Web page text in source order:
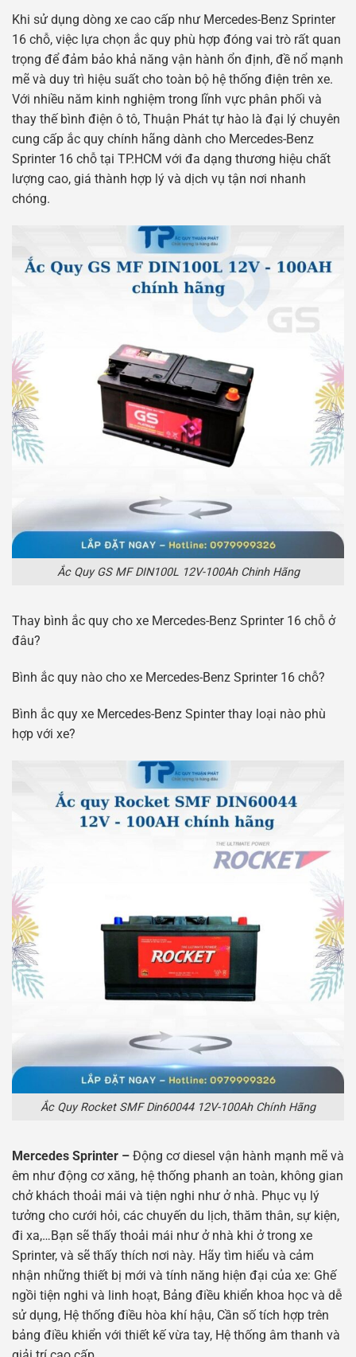
Khi sử dụng dòng xe cao cấp như Mercedes-Benz Sprinter
16 chỗ, việc lựa chọn ắc quy phù hợp đóng vai trò rất quan
trọng để đảm bảo khả năng vận hành ổn định, đề nổ mạnh
mẽ và duy trì hiệu suất cho toàn bộ hệ thống điện trên xe.
Với nhiều năm kinh nghiệm trong lĩnh vực phân phối và
thay thế bình điện ô tô, Thuận Phát tự hào là đại lý chuyên
cung cấp ắc quy chính hãng dành cho Mercedes-Benz
Sprinter 16 chỗ tại TP.HCM với đa dạng thương hiệu chất
lượng cao, giá thành hợp lý và dịch vụ tận nơi nhanh
chóng.
Ắc Quy GS MF DIN100L 12V-100Ah Chinh Hãng
Thay bình ắc quy cho xe Mercedes-Benz Sprinter 16 chỗ ở
đâu?
Bình ắc quy nào cho xe Mercedes-Benz Sprinter 16 chỗ?
Bình ắc quy xe Mercedes-Benz Spinter thay loại nào phù
hợp với xe?
Ắc Quy Rocket SMF Din60044 12V-100Ah Chính Hãng
Mercedes Sprinter – Động cơ diesel vận hành mạnh mẽ và
êm như động cơ xăng, hệ thống phanh an toàn, không gian
chở khách thoải mái và tiện nghi như ở nhà. Phục vụ lý
tưởng cho cưới hỏi, các chuyến du lịch, thăm thân, sự kiện,
đi xa,…Bạn sẽ thấy thoải mái như ở nhà khi ở trong xe
Sprinter, và sẽ thấy thích nơi này. Hãy tìm hiểu và cảm
nhận những thiết bị mới và tính năng hiện đại của xe: Ghế
ngồi tiện nghi và linh hoạt, Bảng điều khiển khoa học và dễ
sử dụng, Hệ thống điều hòa khí hậu, Cần số tích hợp trên
bảng điều khiển với thiết kế vừa tay, Hệ thống âm thanh và